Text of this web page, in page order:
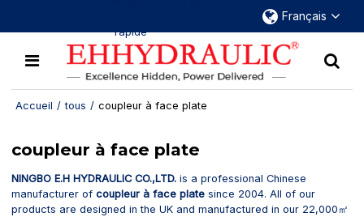
rapide
Français
Accueil / tous / coupleur à face plate
coupleur à face plate
NINGBO E.H HYDRAULIC CO.,LTD. is a professional Chinese
manufacturer ofcoupleur à face plate since 2004. All of our
products are designed in the UK and manufactured in our 22,000㎡